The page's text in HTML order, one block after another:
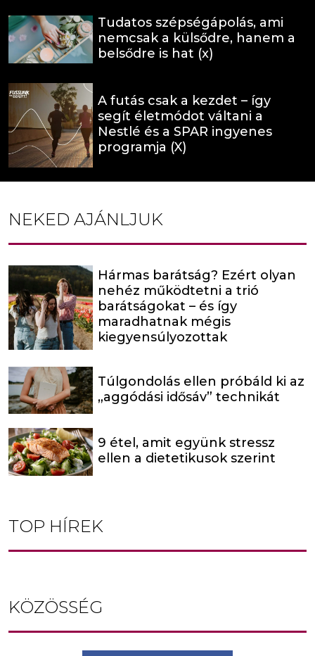
Tudatos szépségápolás, ami
nemcsak a külsődre, hanem a
belsődre is hat (x)
A futás csak a kezdet – így
segít életmódot váltani a
Nestlé és a SPAR ingyenes
programja (X)
NEKED AJÁNLJUK
Hármas barátság? Ezért olyan
nehéz működtetni a trió
barátságokat – és így
maradhatnak mégis
kiegyensúlyozottak
Túlgondolás ellen próbáld ki az
„aggódási idősáv” technikát
9 étel, amit együnk stressz
ellen a dietetikusok szerint
TOP HÍREK
KÖZÖSSÉG